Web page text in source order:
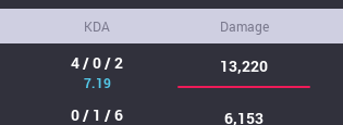
KDA Damage
4 / 0 / 2
7.19
13,220
0 / 1 / 6 6,153